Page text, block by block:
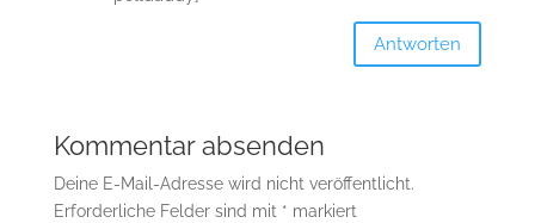
Antworten
Kommentar absenden
Deine E-Mail-Adresse wird nicht veröffentlicht.
Erforderliche Felder sind mit * markiert